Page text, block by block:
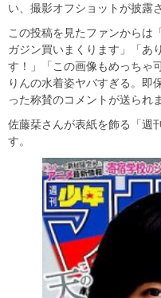
い、撮影オフショットが披露
この投稿を見たファンからは
ガジン買いまくります」「あ
す！」「この画像もめっちゃ
りんの水着姿ヤバすぎる。即
った称賛のコメントが送られ
佐藤栞さんが表紙を飾る「週
す。